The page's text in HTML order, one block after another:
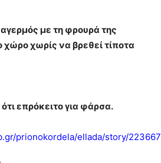
με τη φρουρά της
χώρο χωρίς να βρεθεί τίποτα
επρόκειτο για φάρσα.
prionokordela/ellada/story/